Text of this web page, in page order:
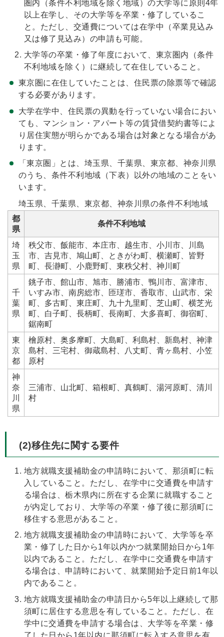
圏内（条件不利地域を除く地域）の大学等に原則4年
以上在学し、その大学等を卒業・修了しているこ
と。ただし、交通費については在学中（卒業見込み
又は修了見込み）の申請も可能。
大学等の卒業・修了年度において、東京圏内（条件
不利地域を除く）に継続して在住していること。
東京圏に在住していたことは、住民票の除票等で確認
する必要があります。
大学在学中、住民票の異動を行っていない場合におい
ても、マンション・アパート等の賃貸借契約書等によ
り居住実態が明らかである場合は対象となる場合があ
ります。
「東京圏」とは、埼玉県、千葉県、東京都、神奈川県
のうち、条件不利地域（下表）以外の地域のことをい
います。
埼玉県、千葉県、東京都、神奈川県の条件不利地域
都
県
条件不利地域
埼
玉
県
秩父市、飯能市、本庄市、越生市、小川市、川島
市、吉見市、鳩山町、ときがわ町、横瀬町、皆野
町、長瀞町、小鹿野町、東秩父村、神川町
千
葉
県
銚子市、館山市、旭市、勝浦市、鴨川市、富津市、
いすみ市、南房総市、匝瑳市、香取市、山武市、栄
町、多古町、東庄町、九十九里町、芝山町、横芝光
町、白子町、長柄町、長南町、大多喜町、御宿町、
鋸南町
東
京
都
檜原村、奥多摩町、大島町、利島村、新島村、神津
島村、三宅村、御蔵島村、八丈町、青ヶ島村、小笠
原村
神
奈
川
県
三浦市、山北町、箱根町、真鶴町、湯河原町、清川
村
(2)移住先に関する要件
地方就職支援補助金の申請時において、那須町に転
入していること。ただし、在学中に交通費を申請す
る場合は、栃木県内に所在する企業に就職すること
が内定しており、大学等の卒業・修了後に那須町に
移住する意思があること。
地方就職支援補助金の申請時において、大学等を卒
業・修了した日から1年以内かつ就業開始日から1年
以内であること。ただし、在学中に交通費を申請す
る場合は、申請時において、就業開始予定日前1年以
内であること。
地方就職支援補助金の申請日から5年以上継続して那
須町に居住する意思を有していること。ただし、在
学中に交通費を申請する場合は、大学等を卒業・修
了した日から1年以内に那須町に転入する意思を有